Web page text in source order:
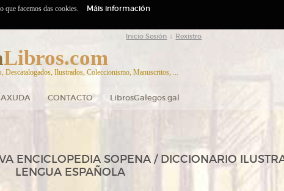
Inicio Sesión Rexistro
Libros.com
Ilustrados, Coleccionismo, Manuscritos, ...
AXUDA CONTACTO LibrosGalegos.gal
ENCICLOPEDIA SOPENA / DICCIONARIO
LENGUA ESPAÑOLA
que facemos das cookies. Máis información